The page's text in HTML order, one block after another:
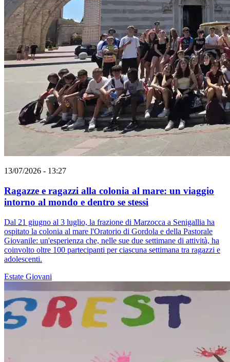
13/07/2026 - 13:27
Ragazze e ragazzi alla colonia al mare: un viaggio
intorno al mondo e dentro se stessi
Dal 21 giugno al 3 luglio, la frazione di Marzocca a Senigallia ha
ospitato la colonia al mare l'Oratorio di Gordola e della Pastorale
Giovanile: un'esperienza che, nelle sue due settimane di attività, ha
coinvolto oltre 100 partecipanti per ciascuna settimana tra ragazzi e
adolescenti.
Estate Giovani